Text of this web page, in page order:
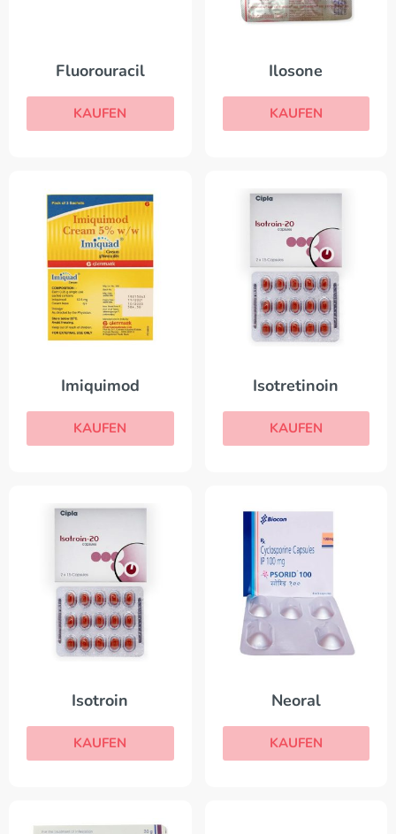
Fluorouracil
KAUFEN
Ilosone
KAUFEN
Imiquimod
KAUFEN
Isotretinoin
KAUFEN
Isotroin
KAUFEN
Neoral
KAUFEN